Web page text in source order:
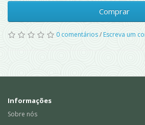
Comprar
0 comentários/Escreva um
Informações
Sobre nós